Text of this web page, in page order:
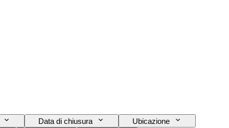
Data di chiusura
Ubicazione